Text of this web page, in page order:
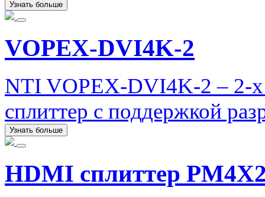
Узнать больше
VOPEX-DVI4K-2
NTI VOPEX-DVI4K-2 – 2-
сплиттер с поддержкой
Узнать больше
HDMI сплиттер